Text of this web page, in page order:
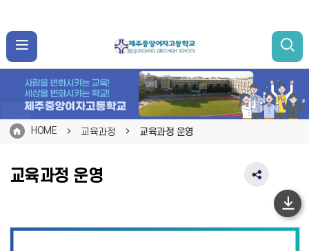
HOME 교육과정 교육과정 운영
교육과정 운영
SNS
역
하
단